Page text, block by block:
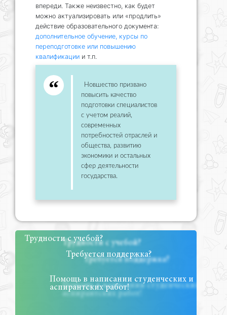
впереди. Также неизвестно, как будет
можно актуализировать или «продлить»
действие образовательного документа:
дополнительное обучение, курсы по
переподготовке или повышению
квалификации и т.п.
Новшество призвано
повысить качество
подготовки специалистов
с учетом реалий,
современных
потребностей отраслей и
общества, развитию
экономики и остальных
сфер деятельности
государства.
Трудности с учебой?
Требуется поддержка?
Помощь в написании студенческих и
аспирантских работ!